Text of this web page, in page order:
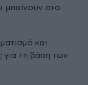
μπαίνουν στο
και
για τη βάση των